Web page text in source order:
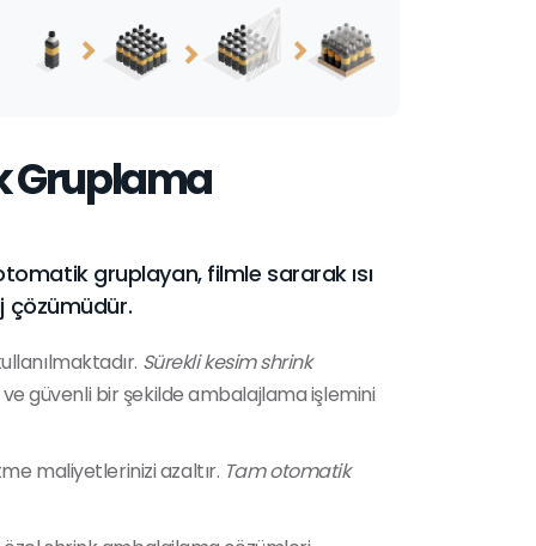
Gruplama
gruplayan, filmle sararak ısı
çözümüdür.
Sürekli kesim shrink
güvenli bir şekilde ambalajlama işlemini
maliyetlerinizi azaltır. Tam otomatik